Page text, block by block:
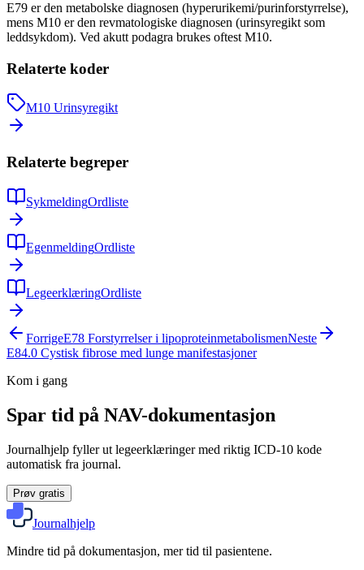
E79 er den metabolske diagnosen (hyperurikemi/purinforstyrrelse),
mens M10 er den revmatologiske diagnosen (urinsyregikt som
leddsykdom). Ved akutt podagra brukes oftest M10.
Relaterte koder
M10 Urinsyregikt
Relaterte begreper
SykmeldingOrdliste
EgenmeldingOrdliste
LegeerklæringOrdliste
ForrigeE78 Forstyrrelser i lipoproteinmetabolismenNeste
E84.0 Cystisk fibrose med lunge manifestasjoner
Kom i gang
Spar tid på NAV-dokumentasjon
Journalhjelp fyller ut legeerklæringer med riktig ICD-10 kode
automatisk fra journal.
Prøv gratis
Journalhjelp
Mindre tid på dokumentasjon, mer tid til pasientene.